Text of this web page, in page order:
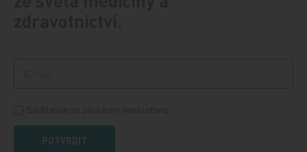
POTVRDIT